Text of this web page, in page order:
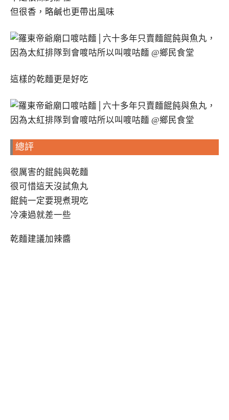
但很香，略鹹也更帶出風味
這樣的乾麵更是好吃
總評
很厲害的餛飩與乾麵
很可惜這天沒試魚丸
餛飩一定要現煮現吃
冷凍過就差一些
乾麵建議加辣醬